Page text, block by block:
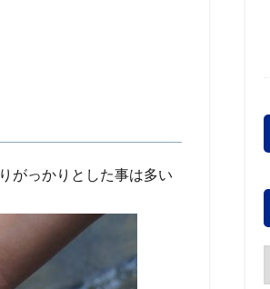
がっかりとした事は多い